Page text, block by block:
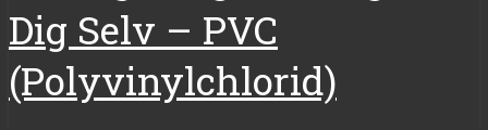
Dig Selv – PVC
(Polyvinylchlorid)